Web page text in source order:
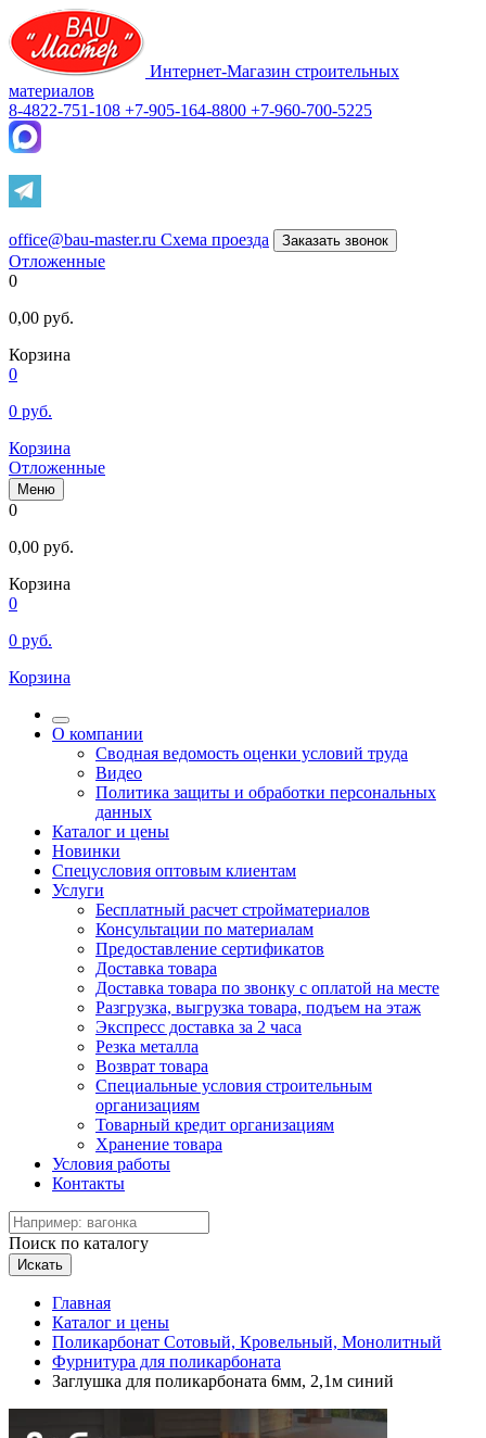
Интернет-Магазин строительных
материалов
8-4822-751-108 +7-905-164-8800 +7-960-700-5225
office@bau-master.ru Схема проезда Заказать звонок
Отложенные
0
0,00 руб.
Корзина
0
0 руб.
Корзина
Отложенные
Меню
0
0,00 руб.
Корзина
0
0 руб.
Корзина
О компании
Сводная ведомость оценки условий труда
Видео
Политика защиты и обработки персональных
данных
Каталог и цены
Новинки
Спецусловия оптовым клиентам
Услуги
Бесплатный расчет стройматериалов
Консультации по материалам
Предоставление сертификатов
Доставка товара
Доставка товара по звонку с оплатой на месте
Разгрузка, выгрузка товара, подъем на этаж
Экспресс доставка за 2 часа
Резка металла
Возврат товара
Специальные условия строительным
организациям
Товарный кредит организациям
Хранение товара
Условия работы
Контакты
Поиск по каталогу
Искать
Главная
Каталог и цены
Поликарбонат Сотовый, Кровельный, Монолитный
Фурнитура для поликарбоната
Заглушка для поликарбоната 6мм, 2,1м синий